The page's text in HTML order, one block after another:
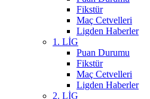
Fikstür
Maç Cetvelleri
Ligden Haberler
1. LİG
Puan Durumu
Fikstür
Maç Cetvelleri
Ligden Haberler
2. LİG